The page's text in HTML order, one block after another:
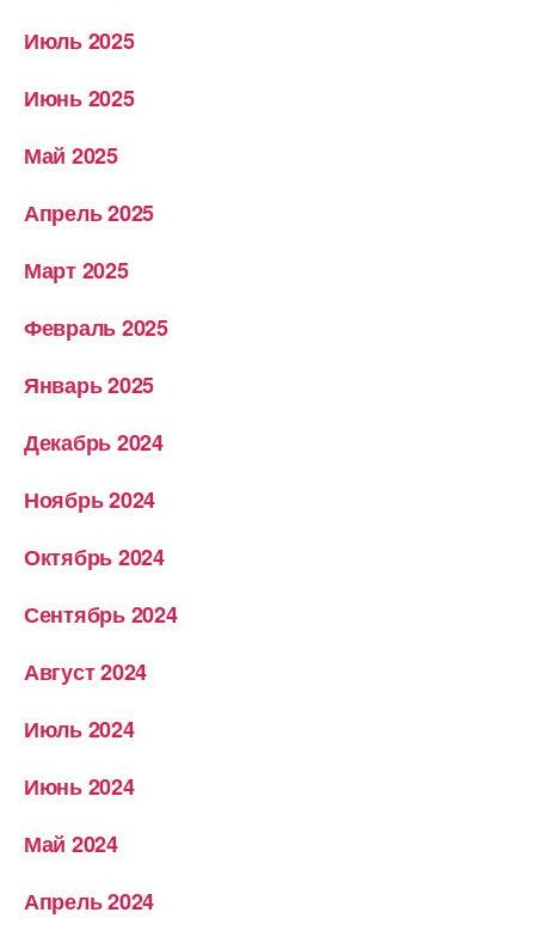
Июль 2025
Июнь 2025
Май 2025
Апрель 2025
Март 2025
Февраль 2025
Январь 2025
Декабрь 2024
Ноябрь 2024
Октябрь 2024
Сентябрь 2024
Август 2024
Июль 2024
Июнь 2024
Май 2024
Апрель 2024